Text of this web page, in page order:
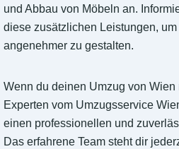
und Abbau von Möbeln an.
diese zusätzlichen Leistungen,
angenehmer zu gestalten.
Wenn du deinen Umzug von
Experten vom Umzugsservice
einen professionellen und
Das erfahrene Team steht dir